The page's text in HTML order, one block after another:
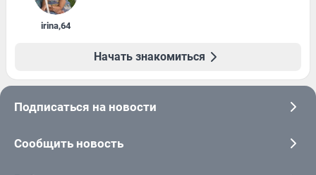
irina,64
Начать знакомиться
Подписаться на новости
Сообщить новость